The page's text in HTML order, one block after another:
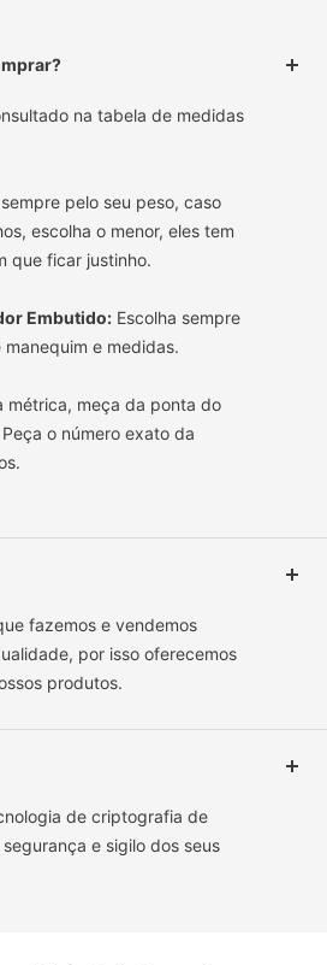
na tabela de medidas
pelo seu peso, caso
escolha o menor, eles tem
que ficar justinho.
Embutido: Escolha sempre
e medidas.
métrica, meça da ponta do
o número exato da
fazemos e vendemos
por isso oferecemos
produtos.
de criptografia de
e sigilo dos seus